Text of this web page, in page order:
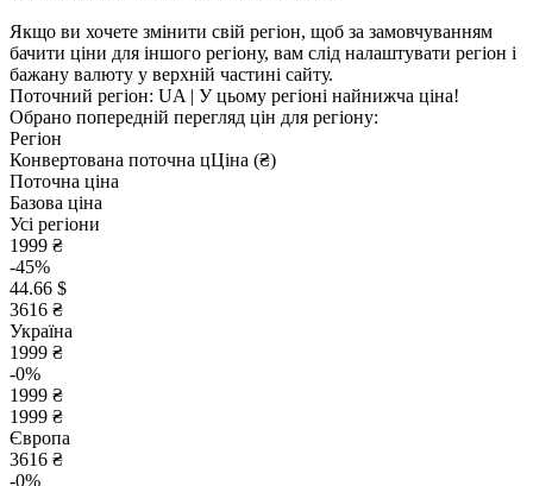
Якщо ви хочете змінити свій регіон, щоб за замовчуванням
бачити ціни для іншого регіону, вам слід налаштувати регіон і
бажану валюту у верхній частині сайту.
Поточний регіон: UA | У цьому регіоні найнижча ціна!
Обрано попередній перегляд цін для регіону:
Регіон
Конвертована поточна цЦіна (₴)
Поточна ціна
Базова ціна
Усі регіони
1999 ₴
-45%
44.66 $
3616 ₴
Україна
1999 ₴
-0%
1999 ₴
1999 ₴
Європа
3616 ₴
-0%